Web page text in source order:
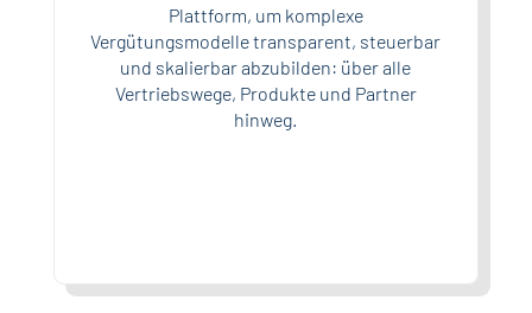
Plattform, um komplexe
Vergütungsmodelle transparent, steuerbar
und skalierbar abzubilden: über alle
Vertriebswege, Produkte und Partner
hinweg.